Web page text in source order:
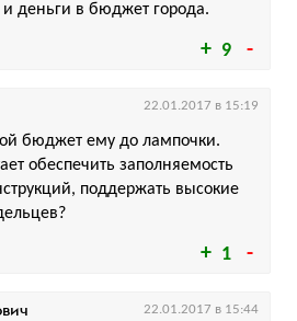
9
деньги в бюджет города.
1
бюджет ему до лампочки.
обеспечить заполняемость
поддержать высокие
22.01.2017 в 15:19
22.01.2017 в 15:44